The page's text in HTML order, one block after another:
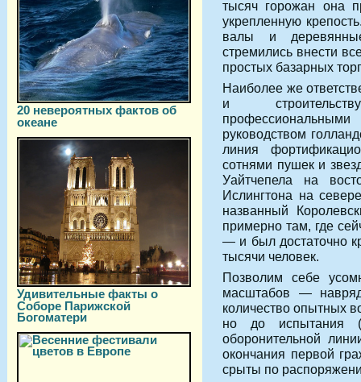
20 невероятных фактов об
океане
Удивительные факты о
Соборе Парижской
Богоматери
тысяч горожан она
укрепленную
валы и
стремились внести
простых базарных
Наиболее же
и
руководством
линия
сотнями пушек и
Уайтчепела на
Ислингтона на
названный
примерно там, где
— и был достаточно
тысячи человек.
Позволим себе
масштабов —
количество опытных
но до испытания
оборонительной
окончания первой
срыты по